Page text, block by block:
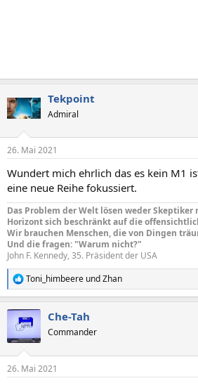
Tekpoint
Admiral
26. Mai 2021
Wundert mich ehrlich das es kein M1
eine neue Reihe fokussiert.
Das Problem der Welt lösen weder Skeptiker
Horizont sich beschränkt auf die
Wir brauchen Menschen, die von Dingen
Und die fragen: "Warum nicht?"
John F. Kennedy, 35. Präsident der USA
R
e
k
i
e
Toni_himbeere undZhan
Che-Tah
Commander
26. Mai 2021